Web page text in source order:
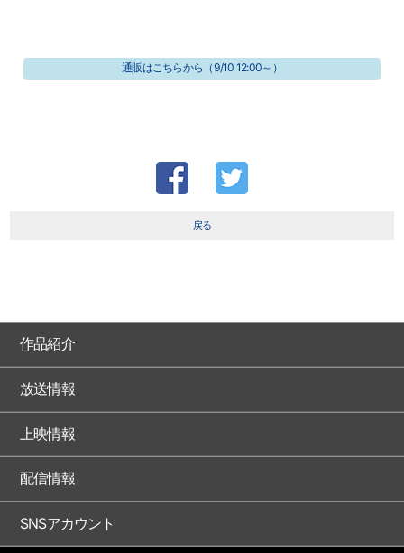
通販はこちらから（9/10 12:00～）
戻る
作品紹介
放送情報
上映情報
配信情報
SNSアカウント